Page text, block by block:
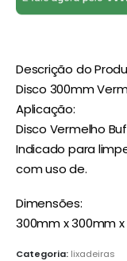
Descrição do
Disco 300mm
Aplicação:
Disco Vermelho
Indicado para
com uso de.
Dimensões:
300mm x 300mm
Categoria: lixadeiras